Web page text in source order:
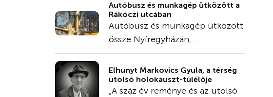
Autóbusz és munkagép ütközött a
Rákóczi utcában
Autóbusz és munkagép ütközött
össze Nyíregyházán, ...
Elhunyt Markovics Gyula, a térség
utolsó holokauszt-túlélője
„A száz év reménye és az utolsó